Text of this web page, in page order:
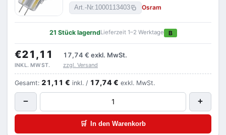
Art.-Nr.1000113403 Osram
21 Stück lagerndLieferzeit 1–2 Werktage B
€21,11 17,74 € exkl. MwSt.
INKL. MWST. zzgl. Versand
Gesamt: 21,11 € inkl. / 17,74 € exkl. MwSt.
− +
🛒 In den Warenkorb